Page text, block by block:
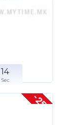
-25 %
14
Sec